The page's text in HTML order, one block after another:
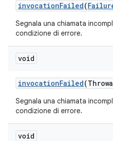
invocationFailed(
Segnala una chiamata
condizione di errore.
void
invocationFailed
Segnala una chiamata
condizione di errore.
void